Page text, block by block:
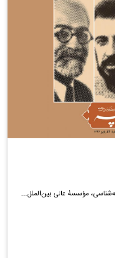
مؤسسۀ عالی بین‌الملل...